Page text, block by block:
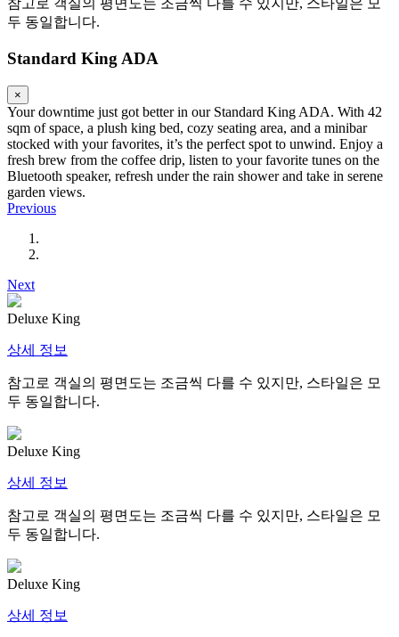
참고로 객실의 평면도는 조금씩 다를 수 있지만, 스타일은 모
두 동일합니다.
Standard King ADA
×
Your downtime just got better in our Standard King ADA. With 42
sqm of space, a plush king bed, cozy seating area, and a minibar
stocked with your favorites, it’s the perfect spot to unwind. Enjoy a
fresh brew from the coffee drip, listen to your favorite tunes on the
Bluetooth speaker, refresh under the rain shower and take in serene
garden views.
Previous
Next
Deluxe King
상세 정보
참고로 객실의 평면도는 조금씩 다를 수 있지만, 스타일은 모
두 동일합니다.
Deluxe King
상세 정보
참고로 객실의 평면도는 조금씩 다를 수 있지만, 스타일은 모
두 동일합니다.
Deluxe King
상세 정보